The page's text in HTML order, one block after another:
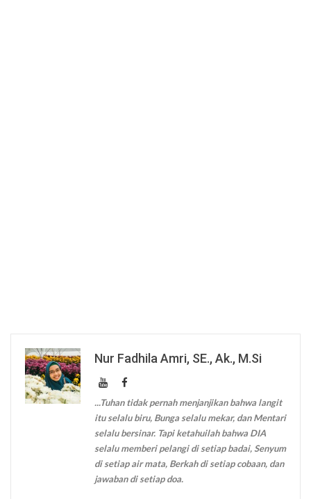
Nur Fadhila Amri, SE., Ak., M.Si
...Tuhan tidak pernah menjanjikan bahwa langit
itu selalu biru, Bunga selalu mekar, dan Mentari
selalu bersinar. Tapi ketahuilah bahwa DIA
selalu memberi pelangi di setiap badai, Senyum
di setiap air mata, Berkah di setiap cobaan, dan
jawaban di setiap doa.